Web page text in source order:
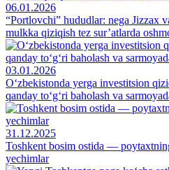
06.01.2026
“Portlovchi” hududlar: nega Jizzax
mulkka qiziqish tez sur’atlarda
03.01.2026
O‘zbekistonda yerga investitsion
qanday to‘g‘ri baholash va
31.12.2025
Toshkent bosim ostida —
yechimlar